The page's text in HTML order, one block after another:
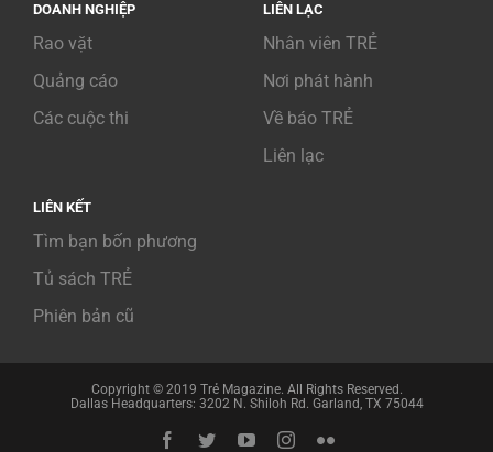
DOANH NGHIỆP
Rao vặt
Quảng cáo
Các cuộc thi
LIÊN LẠC
Nhân viên TRẺ
Nơi phát hành
Về báo TRẺ
Liên lạc
LIÊN KẾT
Tìm bạn bốn phương
Tủ sách TRẺ
Phiên bản cũ
Copyright © 2019 Trẻ Magazine. All Rights Reserved.
Dallas Headquarters: 3202 N. Shiloh Rd. Garland, TX 75044
Facebook
TwitterYouTubeInstagram
Flickr